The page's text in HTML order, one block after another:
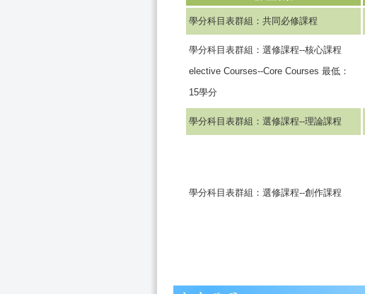
學分科目表群組：共同必修課程
學分科目表群組：選修課程--核心課程
elective Courses--Core Courses 最低：
15學分
學分科目表群組：選修課程--理論課程
學分科目表群組：選修課程--創作課程